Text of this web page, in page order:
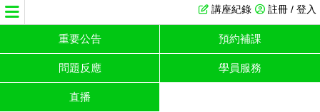
註冊 / 登入
講座紀錄
重要公告 預約補課
問題反應 學員服務
直播